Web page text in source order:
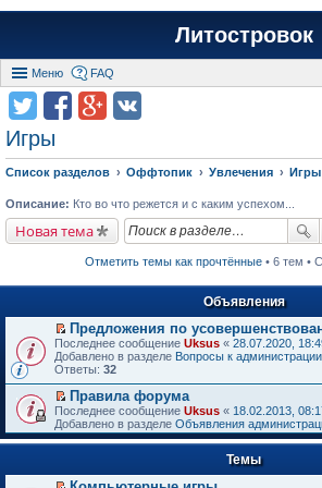
Литостровок
Меню FAQ
Игры
Список разделов Оффтопик Увлечения Игры
Описание: Кто во что режется и с каким успехом...
Новая тема
Отметить темы как прочтённые • 6 тем •
Объявления
П
е
р
й
т
и
к
п
в
Предложения по
Последнее сообщение Uksus « 28.07.2020,
Добавлено в разделе Вопросы к администрации
Ответы: 32
П
е
р
е
т
и
Правила форума
Последнее сообщение Uksus « 18.02.2013,
Добавлено в разделе Объявления
Темы